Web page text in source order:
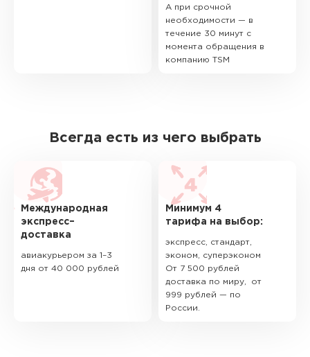
А при срочной
необходимости — в
течение 30 минут с
момента обращения в
компанию TSM
Всегда есть из чего выбрать
Международная
экспресс–
доставка
авиакурьером за 1–3
дня от 40 000 рублей
Минимум 4
тарифа на выбор:
экспресс, стандарт,
эконом, суперэконом
От 7 500 рублей
доставка по миру, от
999 рублей — по
России.